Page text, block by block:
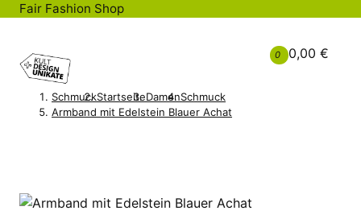
Fair Fashion Shop
0 0,00 €
SchmuckStartseiteDamenSchmuck
Armband mit Edelstein Blauer Achat